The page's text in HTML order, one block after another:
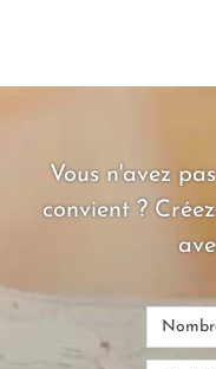
Vous n'avez
convient ?